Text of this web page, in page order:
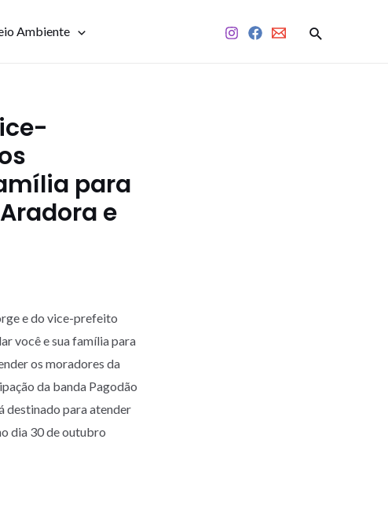
Ambiente
para
e
e do vice-prefeito
você e sua família para
os moradores da
da banda Pagodão
destinado para atender
dia 30 de outubro